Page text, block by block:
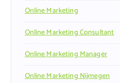
Online Marketing
Online Marketing Consultant
Online Marketing Manager
Online Marketing Nijmegen